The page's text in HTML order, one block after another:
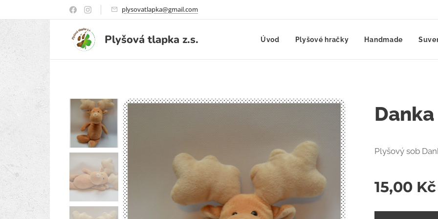
plysovatlapka@gmail.com
Plyšovátlapka z.s. Úvod Plyšové hračky Handmade
Danka
Plyšový sob
15,00 Kč